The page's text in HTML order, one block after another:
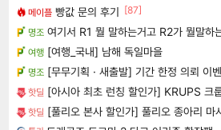
메이플 빵값 문의 후기 [87]
명조 여기서 R1 뭘 말하는거고 R2가 뭘말하
여행 [여행_국내] 남해 독일마을
명조 [무무기획 · 새출발] 기간 한정 의뢰 이
핫딜 [아시아 최초 런칭 할인가] KRUPS 크룹스 초슬
핫딜 [풀리오 본사 할인가] 풀리오 종아리 마